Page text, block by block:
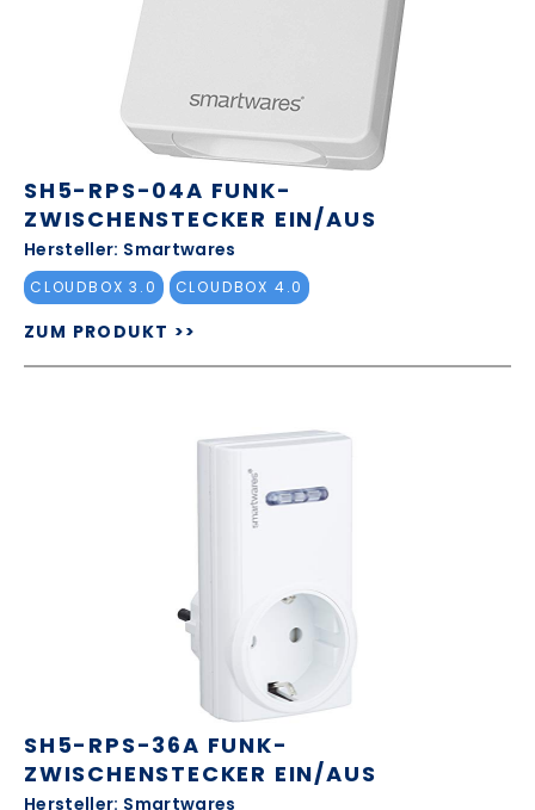
SH5-RPS-04A FUNK-
ZWISCHENSTECKER EIN/AUS
Hersteller: Smartwares
CLOUDBOX 3.0 CLOUDBOX 4.0
ZUM PRODUKT >>
SH5-RPS-36A FUNK-
ZWISCHENSTECKER EIN/AUS
Hersteller: Smartwares